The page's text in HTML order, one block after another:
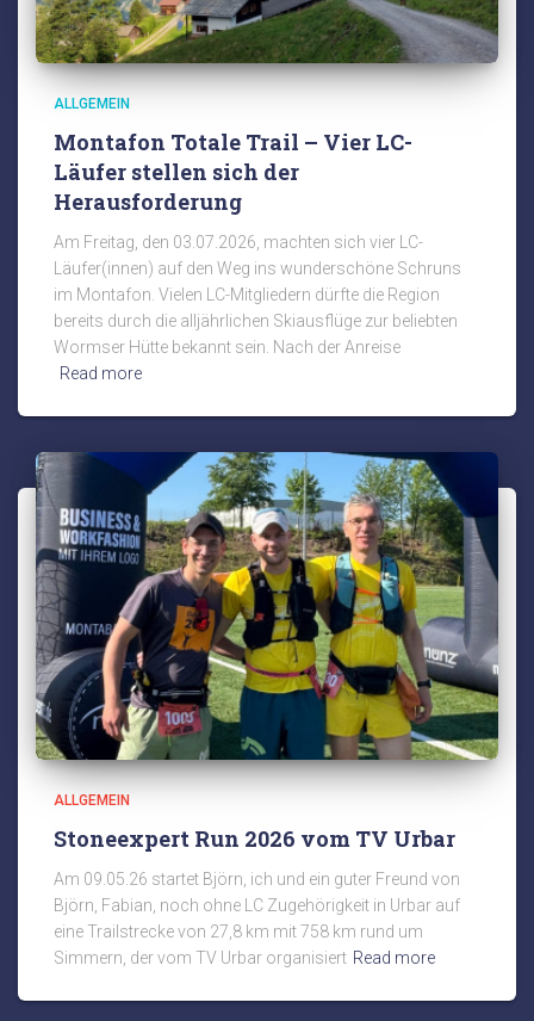
ALLGEMEIN
Montafon Totale Trail – Vier LC-
Läufer stellen sich der
Herausforderung
Am Freitag, den 03.07.2026, machten sich vier LC-
Läufer(innen) auf den Weg ins wunderschöne Schruns
im Montafon. Vielen LC-Mitgliedern dürfte die Region
bereits durch die alljährlichen Skiausflüge zur beliebten
Wormser Hütte bekannt sein. Nach der Anreise
Read more
ALLGEMEIN
Stoneexpert Run 2026 vom TV Urbar
Am 09.05.26 startet Björn, ich und ein guter Freund von
Björn, Fabian, noch ohne LC Zugehörigkeit in Urbar auf
eine Trailstrecke von 27,8 km mit 758 km rund um
Simmern, der vom TV Urbar organisiert Read more